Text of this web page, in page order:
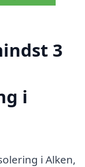
3
i
i Alken,